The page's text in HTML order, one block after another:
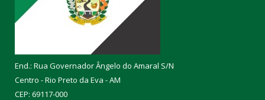
End.: Rua Governador Ângelo do Amaral S/N
Centro - Rio Preto da Eva - AM
CEP: 69117-000